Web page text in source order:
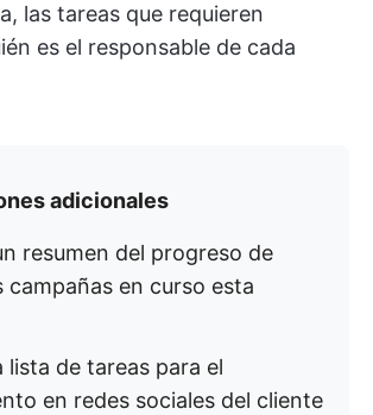
las tareas que requieren
es el responsable de cada
adicionales
resumen del progreso de
campañas en curso esta
lista de tareas para el
en redes sociales del cliente